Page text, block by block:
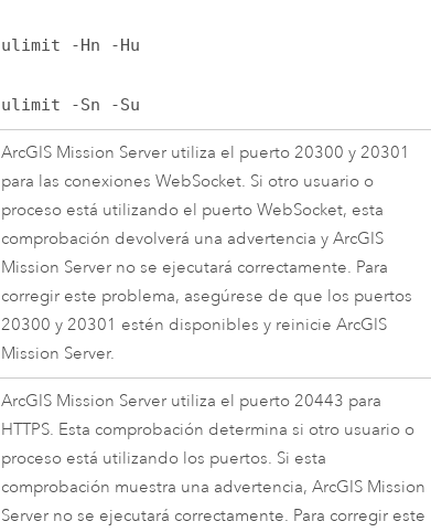
ulimit -Hn -Hu
ulimit -Sn -Su
ArcGIS Mission Server utiliza el puerto 20300 y 20301
para las conexiones WebSocket. Si otro usuario o
proceso está utilizando el puerto WebSocket, esta
comprobación devolverá una advertencia yArcGIS
Mission Server no se ejecutará correctamente. Para
corregir este problema, asegúrese de que los puertos
20300 y 20301 estén disponibles y reinicieArcGIS
Mission Server.
ArcGIS Mission Server utiliza el puerto 20443 para
HTTPS. Esta comprobación determina si otro usuario o
proceso está utilizando los puertos. Si esta
comprobación muestra una advertencia,ArcGIS Mission
Server no se ejecutará correctamente. Para corregir este